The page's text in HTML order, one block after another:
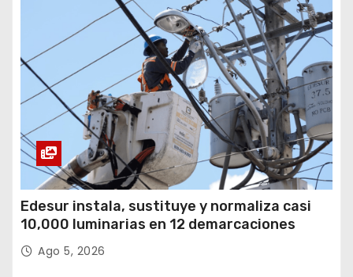
Edesur instala, sustituye y normaliza casi
10,000 luminarias en 12 demarcaciones
Ago 5, 2026